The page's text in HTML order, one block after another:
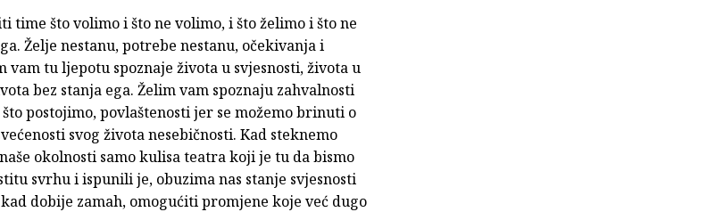
time što volimo i što ne volimo, i što želimo i što ne
Želje nestanu, potrebe nestanu, očekivanja i
vam tu ljepotu spoznaje života u svjesnosti, života u
bez stanja ega. Želim vam spoznaju zahvalnosti
postojimo, povlaštenosti jer se možemo brinuti o
svog života nesebičnosti. Kad steknemo
okolnosti samo kulisa teatra koji je tu da bismo
svrhu i ispunili je, obuzima nas stanje svjesnosti
dobije zamah, omogućiti promjene koje već dugo